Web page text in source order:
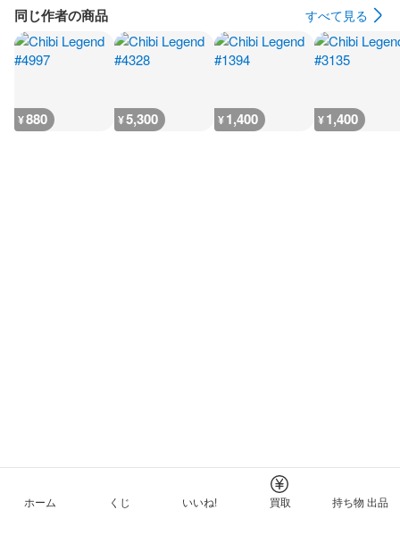
同じ作者の商品 すべて見る
¥880 ¥5,300 ¥1,400 ¥1,400
ホーム くじ いいね! 買取 持ち物 出品